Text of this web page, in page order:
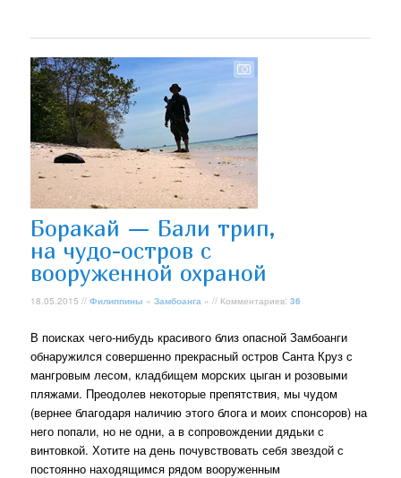
Боракай — Бали трип,
на чудо-остров с
вооруженной охраной
18.05.2015 //Филиппины »Замбоанга » // Комментариев:36
В поисках чего-нибудь красивого близ опасной Замбоанги
обнаружился совершенно прекрасный остров Санта Круз с
мангровым лесом, кладбищем морских цыган и розовыми
пляжами. Преодолев некоторые препятствия, мы чудом
(вернее благодаря наличию этого блога и моих спонсоров) на
него попали, но не одни, а в сопровождении дядьки с
винтовкой. Хотите на день почувствовать себя звездой с
постоянно находящимся рядом вооруженным